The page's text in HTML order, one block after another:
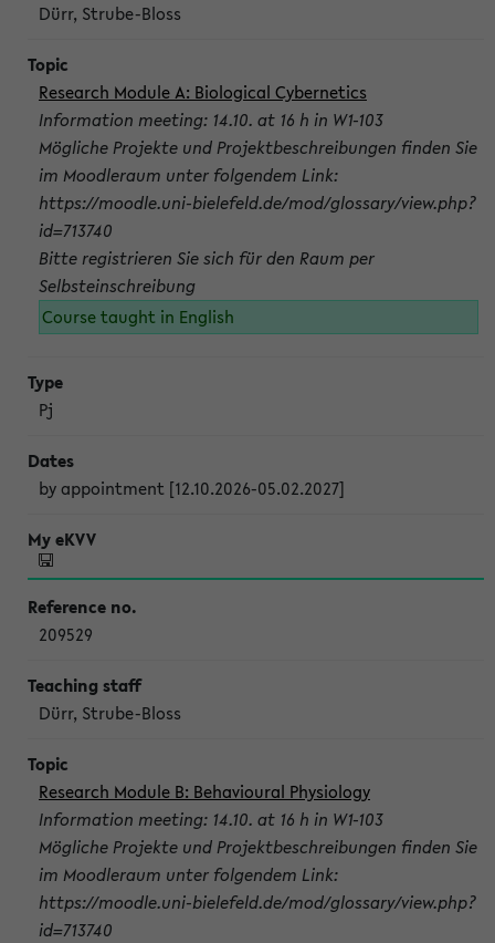
Dürr, Strube-Bloss
Research Module A: Biological Cybernetics
Information meeting: 14.10. at 16 h in W1-103
Mögliche Projekte und Projektbeschreibungen finden Sie
im Moodleraum unter folgendem Link:
https://moodle.uni-bielefeld.de/mod/glossary/view.php?
id=713740
Bitte registrieren Sie sich für den Raum per
Selbsteinschreibung
Course taught in English
Pj
by appointment [12.10.2026-05.02.2027]
209529
Dürr, Strube-Bloss
Research Module B: Behavioural Physiology
Information meeting: 14.10. at 16 h in W1-103
Mögliche Projekte und Projektbeschreibungen finden Sie
im Moodleraum unter folgendem Link:
https://moodle.uni-bielefeld.de/mod/glossary/view.php?
id=713740